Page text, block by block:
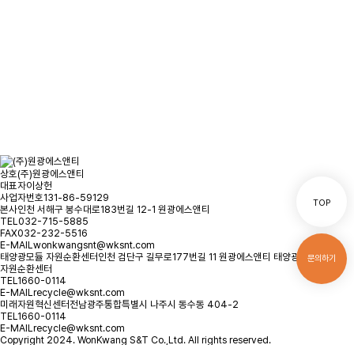
TOP
문의하기
상호(주)원광에스앤티
대표자이상헌
사업자번호131-86-59129
본사인천 서해구 봉수대로183번길 12-1 원광에스앤티
TEL032-715-5885
FAX032-232-5516
E-MAILwonkwangsnt@wksnt.com
태양광모듈 자원순환센터 인천 검단구 길무로177번길 11 원광에스앤티 태양광모듈
자원순환센터
TEL1660-0114
E-MAILrecycle@wksnt.com
미래자원혁신센터 전남광주통합특별시 나주시 동수동 404-2
TEL1660-0114
E-MAILrecycle@wksnt.com
Copyright 2024. WonKwang S&T Co.,Ltd. All rights reserved.